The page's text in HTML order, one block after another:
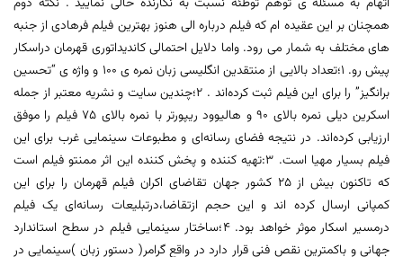
همچنان بر این عقیده ام که فیلم درباره الی هنوز بهترین فیلم فرهادی از جنبه
های مختلف به شمار می رود. واما دلایل احتمالی کاندیداتوری قهرمان دراسکار
پیش رو. ۱؛تعداد بالایی از منتقدین انگلیسی زبان نمره ی ۱۰۰ و واژه ی “تحسین
برانگیز” را برای این فیلم ثبت کرده‌اند . ۲؛چندین سایت و نشریه معتبر از جمله
اسکرین دیلی نمره بالای ۹۰ و هالیوود ریپورتر با نمره بالای ۷۵ فیلم را موفق
ارزیابی کرده‌اند. در نتیجه فضای رسانه‌ای و مطبوعات سینمایی غرب برای این
فیلم بسیار مهیا است. ۳:تهیه کننده و پخش کننده این اثر ممنتو فیلم است
که تاکنون بیش از ۲۵ کشور جهان تقاضای اکران فیلم قهرمان را برای این
کمپانی ارسال کرده اند و این حجم ازتقاضا،درتبلیعات رسانه‌ای یک فیلم
درمسیر اسکار موثر خواهد بود. ۴؛ساختار سینمایی فیلم در سطح استاندارد
جهانی و باکمترین نقص فنی قرار دارد در واقع گرامر( دستور زبان )سینمایی در